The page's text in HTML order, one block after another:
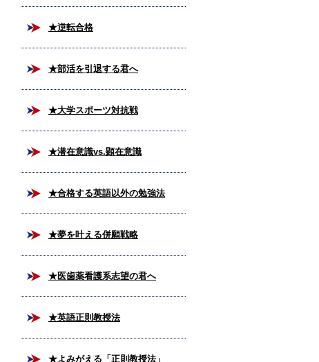
★逆転合格
★部活を引退する君へ
★大学スポーツ対抗戦
★潜在意識vs.顕在意識
★合格する英語以外の勉強法
★夢を叶える併願戦略
★医歯薬看護系志望の君へ
★英語正則教授法
★よみがえる「正則教授法」